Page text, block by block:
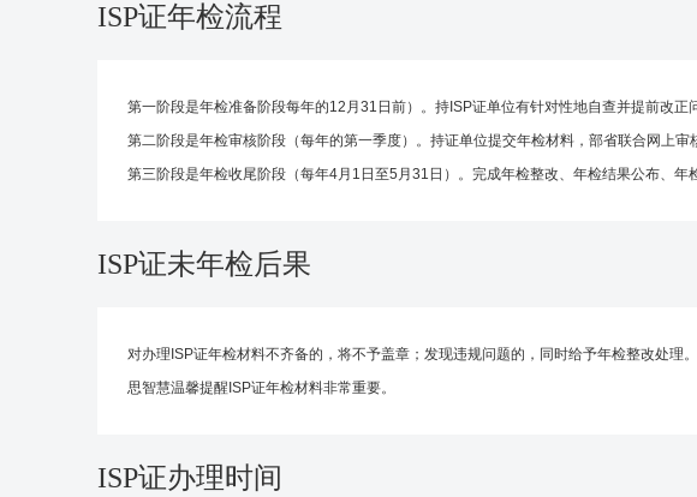
ISP证年检流程
第一阶段是年检准备阶段每年的12月31日前）。持ISP证单位有针对性地自查并提前改正
第二阶段是年检审核阶段（每年的第一季度）。持证单位提交年检材料，部省联合网上审
第三阶段是年检收尾阶段（每年4月1日至5月31日）。完成年检整改、年检结果公布、年
ISP证未年检后果
对办理ISP证年检材料不齐备的，将不予盖章；发现违规问题的，同时给予年检整改处
思智慧温馨提醒ISP证年检材料非常重要。
ISP证办理时间